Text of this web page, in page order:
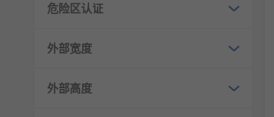
危险区认证
外部宽度
外部高度